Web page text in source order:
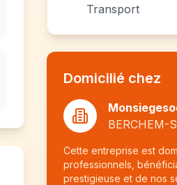
Transport
Domicilié chez
BERCHEM-
Cette entreprise est
professionnels,
prestigieuse et de nos